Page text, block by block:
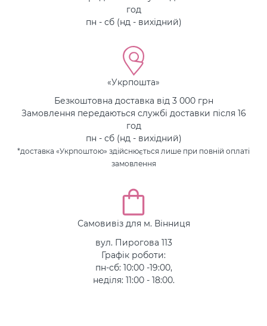
год
пн - сб (нд - вихідний)
«Укрпошта»
Безкоштовна доставка від 3 000 грн
Замовлення передаються службі доставки після 16
год
пн - сб (нд - вихідний)
*доставка «Укрпоштою» здійснюється лише при повній оплаті
замовлення
Самовивіз для м. Вінниця
вул. Пирогова 113
Графік роботи:
пн-сб: 10:00 -19:00,
неділя: 11:00 - 18:00.